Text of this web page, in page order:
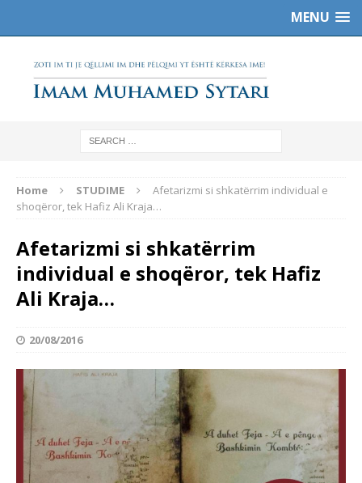
MENU
Home STUDIME
Afetarizmi si shkatërrim individual e
shoqëror, tek Hafiz Ali Kraja…
Afetarizmi si shkatërrim
individual e shoqëror, tek Hafiz
Ali Kraja…
20/08/2016